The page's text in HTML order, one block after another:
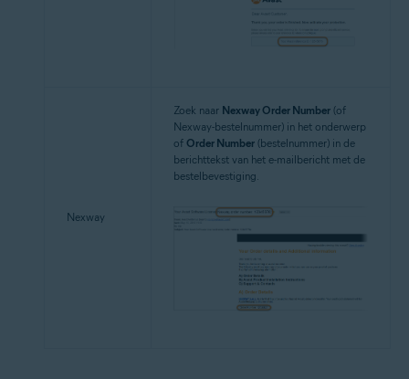
Nexway
Zoek naar Nexway Order Number (of
Nexway-bestelnummer) in het onderwerp
of Order Number (bestelnummer) in de
berichttekst van het e-mailbericht met de
bestelbevestiging.